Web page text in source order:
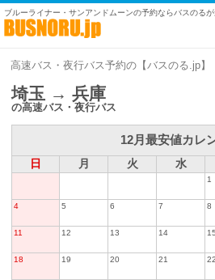
ブルーライナー・サンアンドムーンの予約ならバスのる
高速バス・夜行バス予約の【バスのる.jp】
埼玉 → 兵庫
の高速バス・夜行バス
12月最安値カレ
日
月 火 水
1
4 5 6 7 8
11 12 13 14 15
18 19 20 21 22